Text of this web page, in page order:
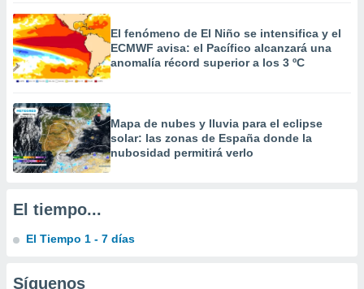
crear un
uso de
contenido
medir el
de la
el
del
o a través
de
El fenómeno de El Niño se intensifica y el
ECMWF avisa: el Pacífico alcanzará una
anomalía récord superior a los 3 ºC
Mapa de nubes y lluvia para el eclipse
solar: las zonas de España donde la
nubosidad permitirá verlo
El tiempo...
El Tiempo 1 - 7 días
Síguenos